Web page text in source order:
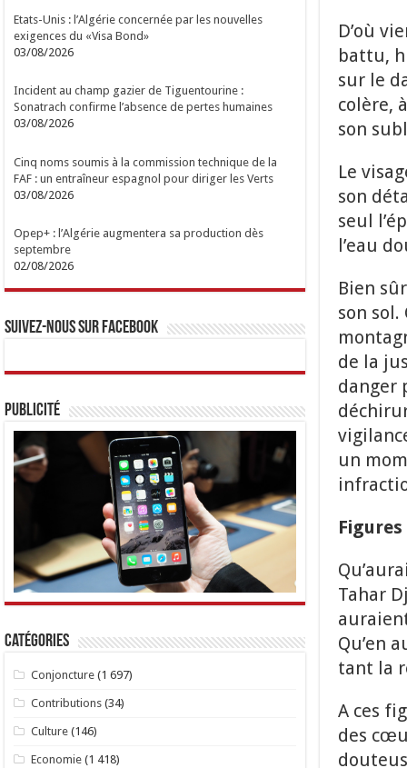
D’où
battu,
sur le
colère,
son
Le
son
seul
l’eau
Bien
son
de la
danger
un
Tahar
Qu’en
tant la
A ces
des
Etats-Unis : l’Algérie concernée par les nouvelles
exigences du «Visa Bond»
03/08/2026
Incident au champ gazier de Tiguentourine :
Sonatrach confirme l’absence de pertes humaines
03/08/2026
Cinq noms soumis à la commission technique de la
FAF : un entraîneur espagnol pour diriger les Verts
03/08/2026
Opep+ : l’Algérie augmentera sa production dès
septembre
02/08/2026
Suivez-nous sur Facebook
Publicité
Catégories
Conjoncture (1 697)
Contributions (34)
Culture (146)
Economie (1 418)